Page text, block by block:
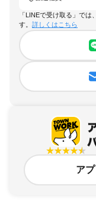
「LINEで受け取る」で
す。 詳しくはこちら
ア